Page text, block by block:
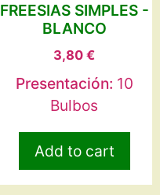
FREESIAS SIMPLES -
BLANCO
3,80 €
Presentación: 10
Bulbos
Add to cart